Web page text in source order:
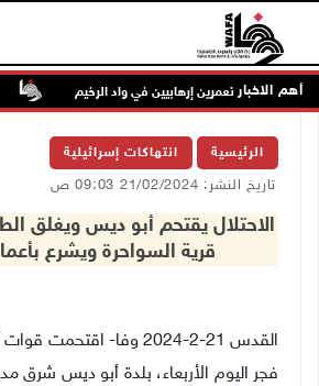
أهم الاخبار
الرئيسية انتهاكات إسرائيلية
تاريخ النشر: 21/02/2024 09:03 ص
الاحتلال يقتحم أبو ديس ويغلق
قرية السواحرة ويشرع
القدس 21-2-2024 وفا-
فجر اليوم الأربعاء، بلدة أبو ديس شرق